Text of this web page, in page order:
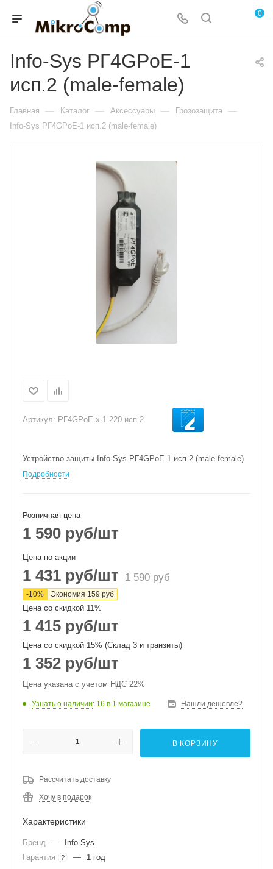
0
Info-Sys РГ4GРoЕ-1
исп.2 (male-female)
Главная — Каталог — Аксессуары — Грозозащита —
Info-Sys РГ4GРoЕ-1 исп.2 (male-female)
Артикул: РГ4GPoE.х-1-220 исп.2
Устройство защиты Info-Sys РГ4GРoЕ-1 исп.2 (male-female)
Подробности
Розничная цена
1 590 руб/шт
Цена по акции
1 431 руб/шт 1 590руб
-10% Экономия 159 руб
Цена со скидкой 11%
1 415 руб/шт
Цена со скидкой 15% (Склад 3 и транзиты)
1 352 руб/шт
Цена указана с учетом НДС 22%
Узнать о наличии: 16 в 1 магазине Нашли дешевле?
В КОРЗИНУ
Рассчитать доставку
Хочу в подарок
Характеристики
Бренд —
Info-Sys
Гарантия
? — 1 год